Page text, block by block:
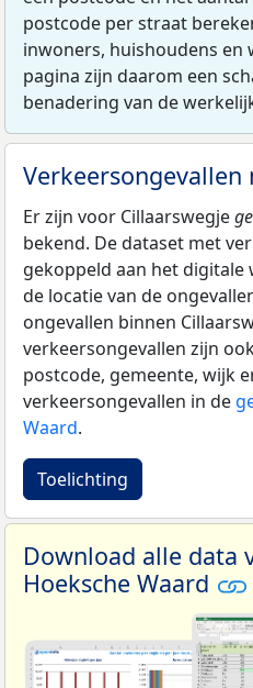
postcode per straat
inwoners, huishoudens en
pagina zijn daarom een
benadering van de
Verkeersongevallen
Er zijn voor Cillaarswegje
bekend. De dataset met
gekoppeld aan het digitale
de locatie van de
ongevallen binnen
verkeersongevallen zijn
postcode, gemeente, wijk
verkeersongevallen in de
Waard.
Toelichting
Download alle data
Hoeksche Waard